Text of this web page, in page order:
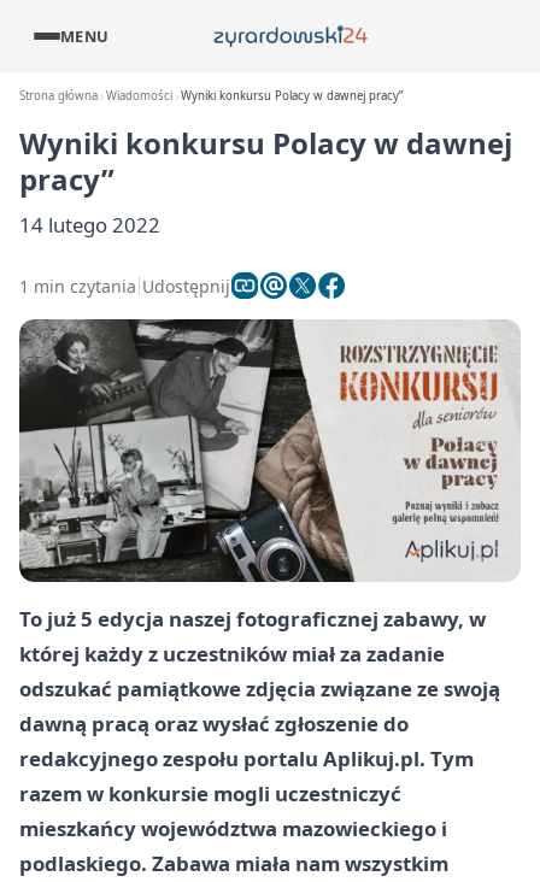
MENU
Strona główna Wiadomości Wyniki konkursu Polacy w dawnej pracy”
Wyniki konkursu Polacy w dawnej
pracy”
14 lutego 2022
1 min czytania Udostępnij
To już 5 edycja naszej fotograficznej zabawy, w
której każdy z uczestników miał za zadanie
odszukać pamiątkowe zdjęcia związane ze swoją
dawną pracą oraz wysłać zgłoszenie do
redakcyjnego zespołu portalu Aplikuj.pl. Tym
razem w konkursie mogli uczestniczyć
mieszkańcy województwa mazowieckiego i
podlaskiego. Zabawa miała nam wszystkim